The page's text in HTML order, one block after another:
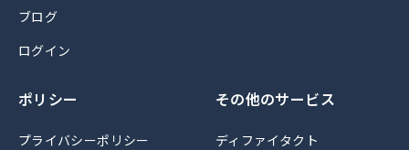
ブログ
ログイン
ポリシー
プライバシーポリシー
その他のサービス
ディファイタクト